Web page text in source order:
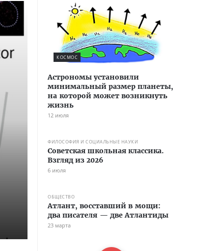
КОСМОС
Астрономы установили
минимальный размер планеты,
на которой может возникнуть
жизнь
12 июля
ФИЛОСОФИЯ И СОЦИАЛЬНЫЕ НАУКИ
Советская школьная классика.
Взгляд из 2026
6 июля
ОБЩЕСТВО
Атлант, восставший в мощи:
два писателя — две Атлантиды
23 марта